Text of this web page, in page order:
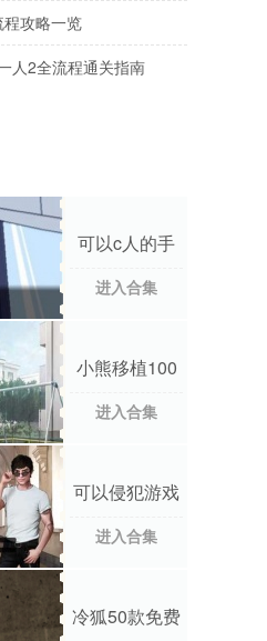
攻略一览
人2全流程通关指南
可以c人的手
进入合集
小熊移植100
进入合集
可以侵犯游戏
游合集
进入合集
冷狐50款免费